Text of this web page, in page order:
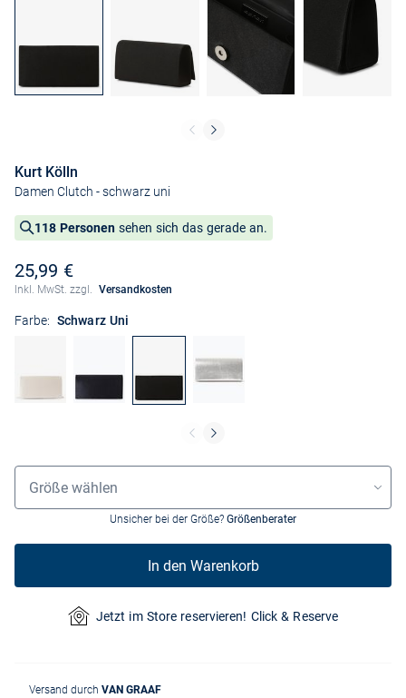
Kurt Kölln
Damen Clutch - schwarz uni
118 Personen sehen sich das gerade an.
25,99 €
Inkl. MwSt. zzgl. Versandkosten
Farbe: Schwarz Uni
Grössenauswahl
Größe wählen
Unsicher bei der Größe? Größenberater
In den Warenkorb
Jetzt im Store reservieren! Click & Reserve
Versand durch VAN GRAAF